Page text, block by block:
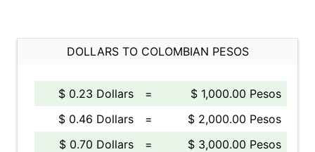
DOLLARS TO COLOMBIAN PESOS
$ 0.23 Dollars =
$ 1,000.00 Pesos
$ 0.46 Dollars
=
$ 2,000.00 Pesos
$ 0.70 Dollars
=
$ 3,000.00 Pesos